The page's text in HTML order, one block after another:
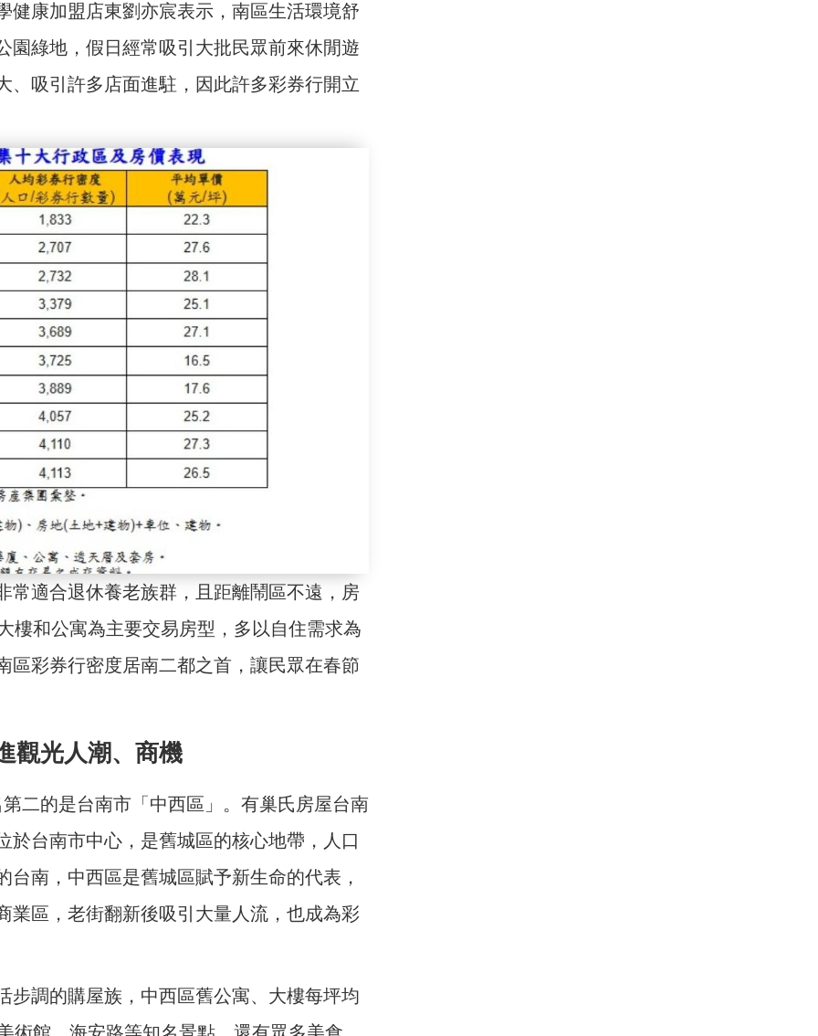
健康加盟店東劉亦宸表示，南區生活環境舒
園綠地，假日經常吸引大批民眾前來休閒遊
、吸引許多店面進駐，因此許多彩券行開立
常適合退休養老族群，且距離鬧區不遠，房
樓和公寓為主要交易房型，多以自住需求為
區彩券行密度居南二都之首，讓民眾在春節
觀光人潮、商機
二的是台南市「中西區」。有巢氏房屋台南
於台南市中心，是舊城區的核心地帶，人口
南，中西區是舊城區賦予新生命的代表，
業區，老街翻新後吸引大量人流，也成為彩
步調的購屋族，中西區舊公寓、大樓每坪均